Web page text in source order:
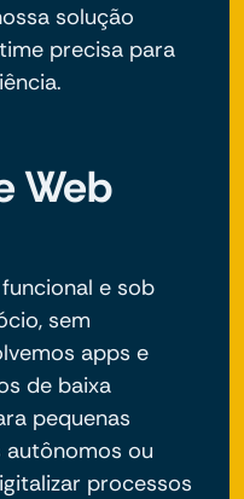
solução
precisa para
Web
e sob
sem
apps e
de baixa
pequenas
autônomos ou
processos